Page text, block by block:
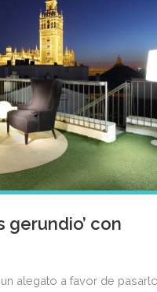
con el Día de
gerundio’ con
alegato a favor de